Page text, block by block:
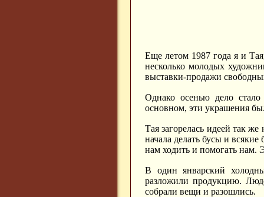
Еще летом 1987 года я и
несколько молодых
выставки-продажи
Однако осенью дело
основном, эти украшения
Тая загорелась идеей так
начала делать бусы и
нам ходить и помогать
В один январский
разложили продукцию.
собрали вещи и разошлись.